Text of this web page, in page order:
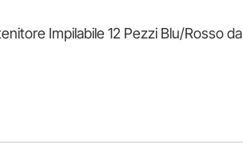
Impilabile 12 Pezzi Blu/Rosso